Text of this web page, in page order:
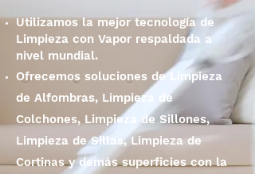
Utilizamos la mejor tecnología de
Limpieza con Vapor respaldada a
nivel mundial.
Ofrecemos soluciones de Limpieza
de Alfombras, Limpieza de
Colchones, Limpieza de Sillones,
Limpieza de Sillas, Limpieza de
Cortinas y demás superficies con la